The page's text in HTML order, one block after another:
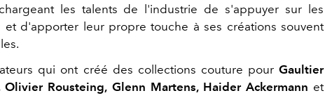
les talents de l'industrie de s'appuyer sur les
et d'apporter leur propre touche à ses créations souvent
qui ont créé des collections couture pour Gaultier
Olivier Rousteing, Glenn Martens, Haider Ackermann et